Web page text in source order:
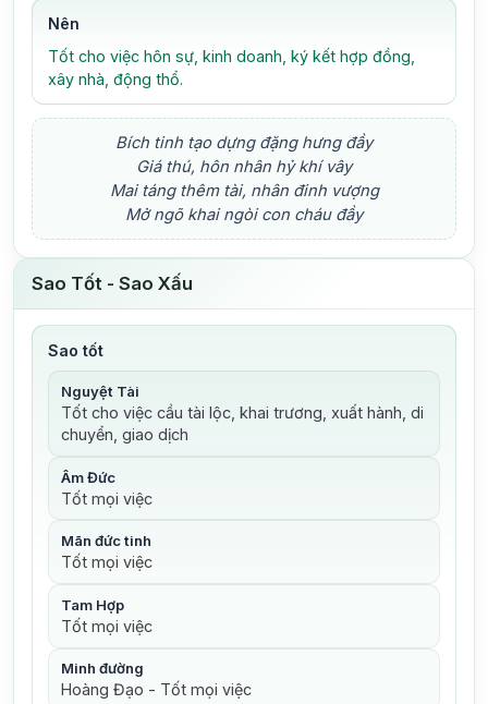
Nên
Tốt cho việc hôn sự, kinh doanh, ký kết hợp đồng,
xây nhà, động thổ.
Bích tinh tạo dựng đặng hưng đầy
Giá thú, hôn nhân hỷ khí vây
Mai táng thêm tài, nhân đinh vượng
Mở ngõ khai ngòi con cháu đầy
Sao Tốt - Sao Xấu
Sao tốt
Nguyệt Tài
Tốt cho việc cầu tài lộc, khai trương, xuất hành, di
chuyển, giao dịch
Âm Đức
Tốt mọi việc
Mãn đức tinh
Tốt mọi việc
Tam Hợp
Tốt mọi việc
Minh đường
Hoàng Đạo - Tốt mọi việc